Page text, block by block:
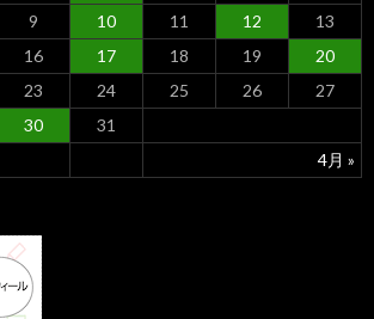
4月 »
9 10 11 12
13
16 17 18 19
20
23 24 25 26
27
30 31